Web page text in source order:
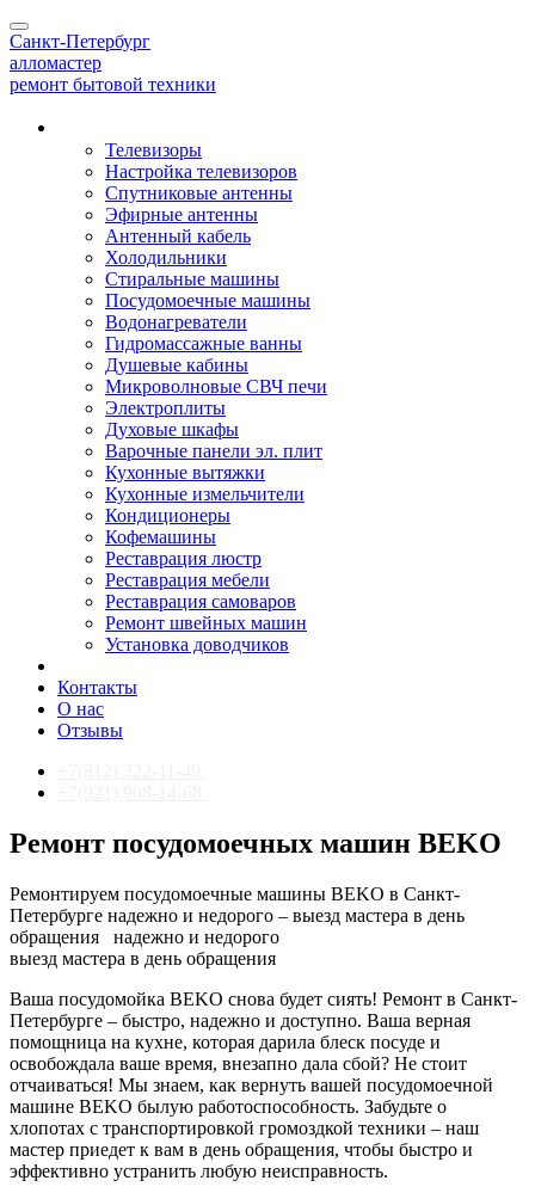
Toggle
navigation
Санкт-Петербург
алломастер
ремонт бытовой техники
Телевизоры
Настройка телевизоров
Спутниковые антенны
Эфирные антенны
Антенный кабель
Холодильники
Стиральные машины
Посудомоечные машины
Водонагреватели
Гидромассажные ванны
Душевые кабины
Микроволновые СВЧ печи
Электроплиты
Духовые шкафы
Варочные панели эл. плит
Кухонные вытяжки
Кухонные измельчители
Кондиционеры
Кофемашины
Реставрация люстр
Реставрация мебели
Реставрация самоваров
Ремонт швейных машин
Установка доводчиков
Контакты
О нас
Отзывы
Ремонт посудомоечных машин BEKO
Ремонтируем посудомоечные машины BEKO в Санкт-
Петербурге надежно и недорого – выезд мастера в день
обращения
надежно и недорого
выезд мастера в день обращения
Ваша посудомойка BEKO снова будет сиять! Ремонт в Санкт-
Петербурге – быстро, надежно и доступно. Ваша верная
помощница на кухне, которая дарила блеск посуде и
освобождала ваше время, внезапно дала сбой? Не стоит
отчаиваться! Мы знаем, как вернуть вашей посудомоечной
машине BEKO былую работоспособность. Забудьте о
хлопотах с транспортировкой громоздкой техники – наш
мастер приедет к вам в день обращения, чтобы быстро и
эффективно устранить любую неисправность.